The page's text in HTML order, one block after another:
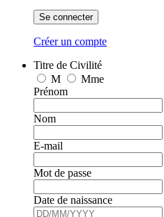
Se connecter
Créer un compte
Titre de Civilité
M
Mme
Prénom
Nom
E-mail
Mot de passe
Date de naissance